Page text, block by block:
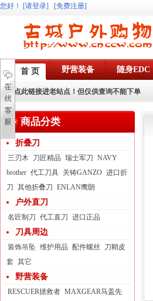
您好 ！ [请登录] [免费注册]
首 页 野营装备 随身EDC
点此链接进老站点！但仅供查询不能下单
商品分类
折叠刀
三刃木 刀匠精品 瑞士军刀 NAVY
brother 代工刀具 关铸GANZO 进口折
刀 其他折叠刀 ENLAN鹰朗
户外直刀
名匠制刀 代工直刀 进口正品
刀具周边
装饰吊坠 维护用品 配件螺丝
刀鞘皮
套 其它
野营装备
RESCUER拯救者 MAXGEAR马盖先